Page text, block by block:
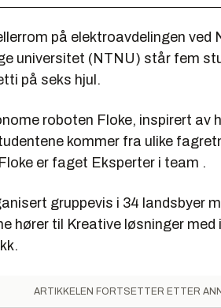
på elektroavdelingen ved
universitet (NTNU) står fem
på seks hjul.
roboten Floke, inspirert av
kommer fra ulike
er faget Eksperter i team .
gruppevis i 34 landsbyer
hører til Kreative løsninger med
ARTIKKELEN FORTSETTER ETTER